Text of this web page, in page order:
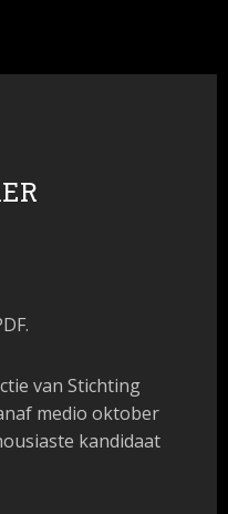
van Stichting
medio oktober
kandidaat